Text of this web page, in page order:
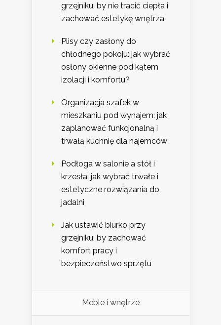
grzejniku, by nie tracić ciepła i
zachować estetykę wnętrza
Plisy czy zasłony do
chłodnego pokoju: jak wybrać
osłony okienne pod kątem
izolacji i komfortu?
Organizacja szafek w
mieszkaniu pod wynajem: jak
zaplanować funkcjonalną i
trwałą kuchnię dla najemców
Podłoga w salonie a stół i
krzesła: jak wybrać trwałe i
estetyczne rozwiązania do
jadalni
Jak ustawić biurko przy
grzejniku, by zachować
komfort pracy i
bezpieczeństwo sprzętu
Meble i wnętrze